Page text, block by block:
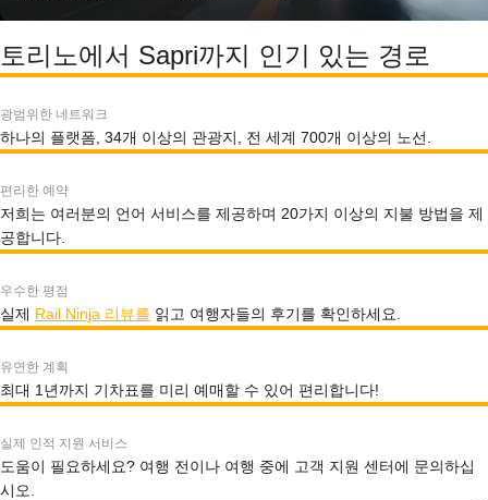
토리노에서 Sapri까지 인기 있는 경로
광범위한 네트워크
하나의 플랫폼, 34개 이상의 관광지, 전 세계 700개 이상의 노선.
편리한 예약
저희는 여러분의 언어 서비스를 제공하며 20가지 이상의 지불 방법을 제
공합니다.
우수한 평점
실제 Rail Ninja 리뷰를 읽고 여행자들의 후기를 확인하세요.
유연한 계획
최대 1년까지 기차표를 미리 예매할 수 있어 편리합니다!
실제 인적 지원 서비스
도움이 필요하세요? 여행 전이나 여행 중에 고객 지원 센터에 문의하십
시오.